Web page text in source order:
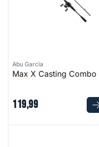
Abu Garcia
Max X Casting Combo
119,99